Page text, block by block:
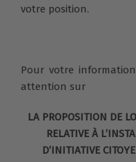
votre position.
Pour votre
attention sur
LA PROPOSITION DE
RELATIVE À
D’INITIATIVE